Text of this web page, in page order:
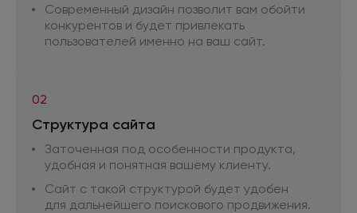
Современный дизайн позволит вам обойти
конкурентов и будет привлекать
пользователей именно на ваш сайт.
02
Структура сайта
Заточенная под особенности продукта,
удобная и понятная вашему клиенту.
Сайт с такой структурой будет удобен
для дальнейшего поискового продвижения.